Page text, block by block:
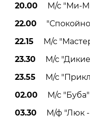
20.00 М/с "Ми-
22.00
22.15 М/с
23.30 М/с "Дикие
23.55 М/с
02.00 М/с "Буба"
03.30 М/ф "Люк -